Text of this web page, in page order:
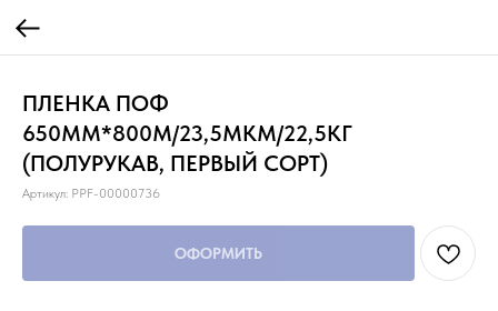
ПЛЕНКА ПОФ
650ММ*800М/23,5МКМ/22,5КГ
(ПОЛУРУКАВ, ПЕРВЫЙ СОРТ)
Артикул: PPF-00000736
ОФОРМИТЬ